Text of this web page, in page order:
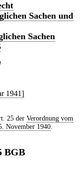
Sachen und
Sachen
1941]
25 der Verordnung vom
November 1940
BGB